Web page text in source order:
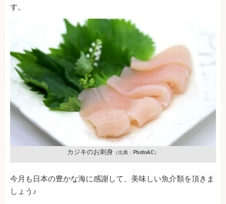
す。
カジキのお刺身 （出典：PhotoAC）
今月も日本の豊かな海に感謝して、美味しい魚介類を頂きま
しょう♪